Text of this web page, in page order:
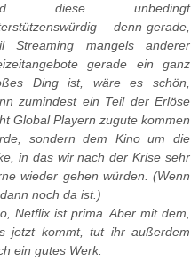
diese unbedingt
– denn gerade,
Streaming mangels anderer
gerade ein ganz
Ding ist, wäre es schön,
zumindest ein Teil der Erlöse
Global Playern zugute kommen
sondern dem Kino um die
in das wir nach der Krise sehr
wieder gehen würden. (Wenn
noch da ist.)
Netflix ist prima. Aber mit dem,
jetzt kommt, tut ihr außerdem
ein gutes Werk.